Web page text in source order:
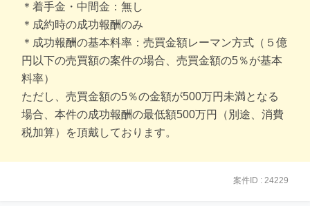
＊着手金・中間金：無し
＊成約時の成功報酬のみ
＊成功報酬の基本料率：売買金額レーマン方式（５億
円以下の売買額の案件の場合、売買金額の5％が基本
料率）
ただし、売買金額の5％の金額が500万円未満となる
場合、本件の成功報酬の最低額500万円（別途、消費
税加算）を頂戴しております。
案件ID : 24229